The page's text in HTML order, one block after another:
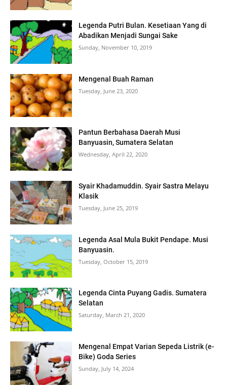
Legenda Putri Bulan. Kesetiaan Yang di
Abadikan Menjadi Sungai Sake
Sunday, November 10, 2019
Mengenal Buah Raman
Tuesday, June 23, 2020
Pantun Berbahasa Daerah Musi
Banyuasin, Sumatera Selatan
Wednesday, April 22, 2020
Syair Khadamuddin. Syair Sastra Melayu
Klasik
Tuesday, June 25, 2019
Legenda Asal Mula Bukit Pendape. Musi
Banyuasin.
Tuesday, October 15, 2019
Legenda Cinta Puyang Gadis. Sumatera
Selatan
Saturday, March 21, 2020
Mengenal Empat Varian Sepeda Listrik (e-
Bike) Goda Series
Sunday, July 14, 2024